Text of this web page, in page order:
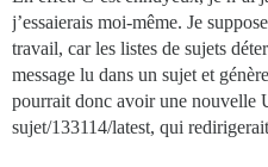
j’essaierais moi-même. Je
travail, car les listes de sujets
message lu dans un sujet et
pourrait donc avoir une nouvelle
sujet/133114/latest, qui